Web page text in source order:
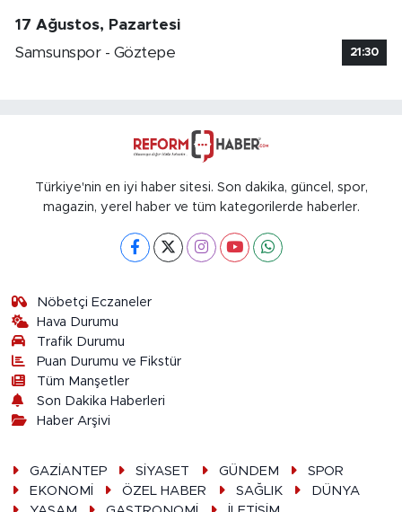
17 Ağustos, Pazartesi
Samsunspor - Göztepe
21:30
Türkiye'nin en iyi haber sitesi. Son dakika, güncel, spor,
magazin, yerel haber ve tüm kategorilerde haberler.
Nöbetçi Eczaneler
Hava Durumu
Trafik Durumu
Puan Durumu ve Fikstür
Tüm Manşetler
Son Dakika Haberleri
Haber Arşivi
GAZİANTEP SİYASET GÜNDEM
SPOR
EKONOMİ
ÖZEL HABER SAĞLIK
DÜNYA